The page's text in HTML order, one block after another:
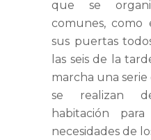
que se
comunes,
sus puertas
las seis de la
marcha una
se realizan
habitación
necesidades de